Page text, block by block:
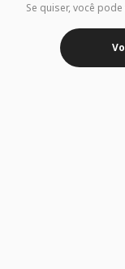
Se quiser, você